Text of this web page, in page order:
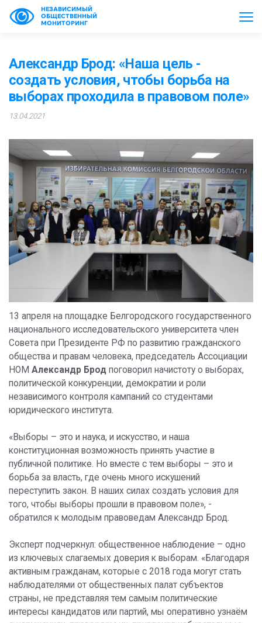
НЕЗАВИСИМЫЙ
ОБЩЕСТВЕННЫЙ
МОНИТОРИНГ
Александр Брод: «Наша цель -
создать условия, чтобы борьба на
выборах проходила в правовом поле»
13.04.2021
13 апреля на площадке Белгородского государственного
национального исследовательского университета член
Совета при Президенте РФ по развитию гражданского
общества и правам человека, председатель Ассоциации
НОМ Александр Брод поговорил начистоту о выборах,
политической конкуренции, демократии и роли
независимого контроля кампаний со студентами
юридического института.
«Выборы – это и наука, и искусство, и наша
конституционная возможность принять участие в
публичной политике. Но вместе с тем выборы – это и
борьба за власть, где очень много искушений
переступить закон. В наших силах создать условия для
того, чтобы выборы прошли в правовом поле», -
обратился к молодым правоведам Александр Брод.
Эксперт подчеркнул: общественное наблюдение – одно
из ключевых слагаемых доверия к выборам. «Благодаря
активным гражданам, которые с 2018 года могут стать
наблюдателями от общественных палат субъектов
страны, не представляя тем самым политические
интересы кандидатов или партий, мы оперативно узнаём